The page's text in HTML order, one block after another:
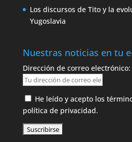
Los discursos de Tito y la
Yugoslavia
Nuestras noticias en tu
Dirección de correo electrónico:
He leído y acepto los
política de privacidad.